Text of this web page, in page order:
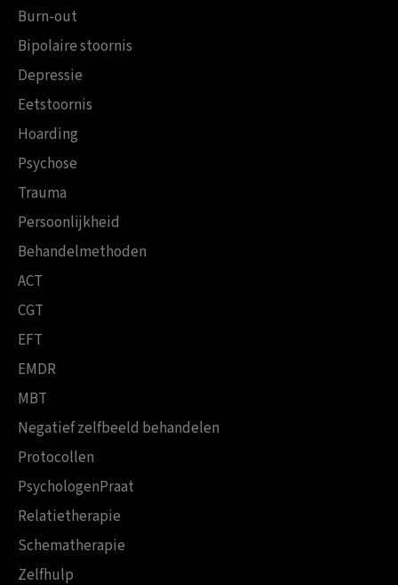
Burn-out
Bipolaire stoornis
Depressie
Eetstoornis
Hoarding
Psychose
Trauma
Persoonlijkheid
Behandelmethoden
ACT
CGT
EFT
EMDR
MBT
Negatief zelfbeeld behandelen
Protocollen
PsychologenPraat
Relatietherapie
Schematherapie
Zelfhulp